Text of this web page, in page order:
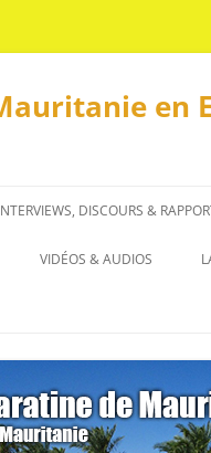
en
DISCOURS &
INTERVIEWS
VIDÉOS & AUDIOS